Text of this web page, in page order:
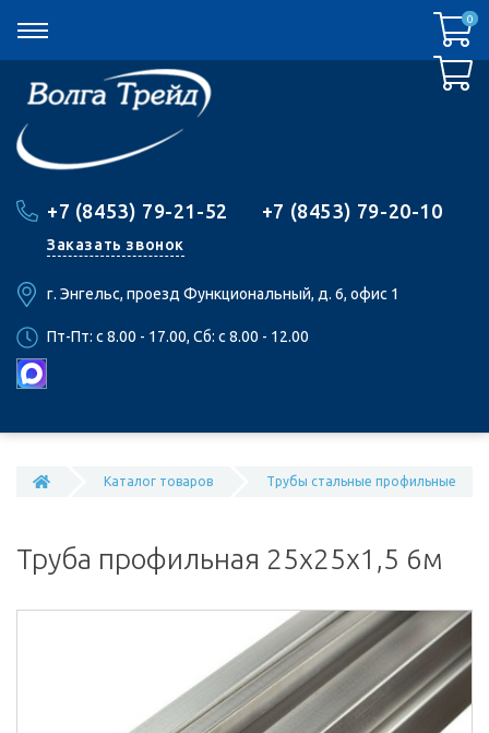
+7 (8453) 79-21-52 +7 (8453) 79-20-10
Заказать звонок
г. Энгельс, проезд Функциональный, д. 6, офис 1
Пт-Пт: c 8.00 - 17.00, Сб: c 8.00 - 12.00
0
0
Каталог товаров Трубы стальные профильные
Труба профильная 25х25х1,5 6м